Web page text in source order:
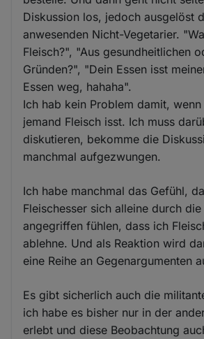
Diskussion los, jedoch ausgelöst
anwesenden Nicht-Vegetarier.
Fleisch?", "Aus gesundheitlichen
Gründen?", "Dein Essen isst
Essen weg, hahaha".
Ich hab kein Problem damit,
jemand Fleisch isst. Ich muss
diskutieren, bekomme die
manchmal aufgezwungen.
Ich habe manchmal das Gefühl,
Fleischesser sich alleine durch die
angegriffen fühlen, dass ich
ablehne. Und als Reaktion wird
eine Reihe an Gegenargumenten
Es gibt sicherlich auch die
ich habe es bisher nur in der
erlebt und diese Beobachtung